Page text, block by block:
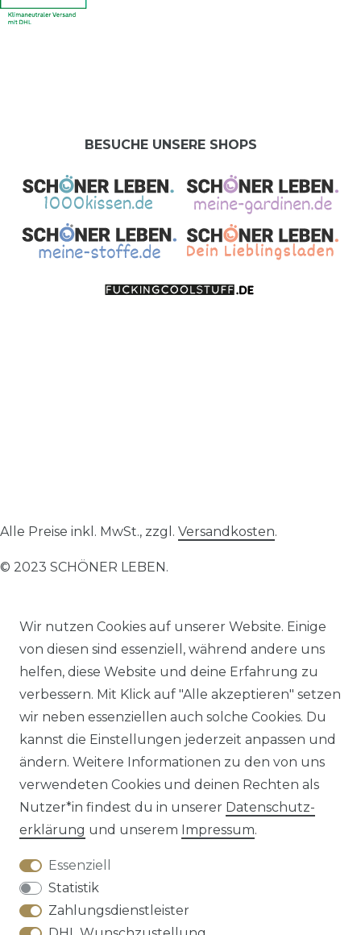
BESUCHE UNSERE SHOPS
Wir nutzen Cookies auf unserer Website. Einige
von diesen sind essenziell, während andere uns
helfen, diese Website und deine Erfahrung zu
verbessern. Mit Klick auf "Alle akzeptieren" setzen
wir neben essenziellen auch solche Cookies. Du
kannst die Einstellungen jederzeit anpassen und
ändern. Weitere Informationen zu den von uns
verwendeten Cookies und deinen Rechten als
Nutzer*in findest du in unserer Daten­schutz­
erklärung und unserem Impressum.
Essenziell
Statistik
Zahlungsdienstleister
Alle Preise inkl. MwSt., zzgl. Versandkosten.
© 2023 SCHÖNER LEBEN.
Impressum Daten­schutz­erklärung AGB
Barrierefreiheitserklärung Widerrufs­recht
VERTRAG WIDERRUFEN